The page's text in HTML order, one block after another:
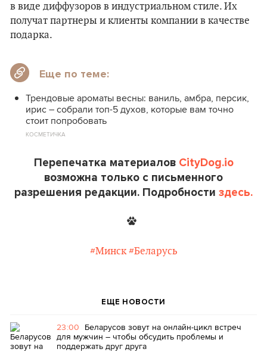
в виде диффузоров в индустриальном стиле. Их
получат партнеры и клиенты компании в качестве
подарка.
Еще по теме:
Трендовые ароматы весны: ваниль, амбра, персик,
ирис – собрали топ-5 духов, которые вам точно
стоит попробовать
КОСМЕТИЧКА
Перепечатка материалов CityDog.io
возможна только с письменного
разрешения редакции. Подробности здесь.
#Минск #Беларусь
ЕЩЕ НОВОСТИ
23:00 Беларусов зовут на онлайн-цикл встреч
для мужчин – чтобы обсудить проблемы и
поддержать друг друга